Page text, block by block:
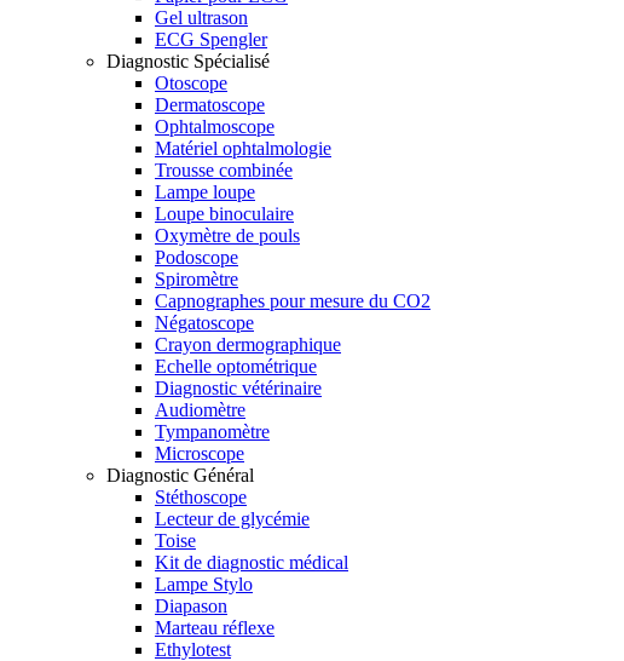
Gel ultrason
ECG Spengler
Diagnostic Spécialisé
Otoscope
Dermatoscope
Ophtalmoscope
Matériel ophtalmologie
Trousse combinée
Lampe loupe
Loupe binoculaire
Oxymètre de pouls
Podoscope
Spiromètre
Capnographes pour mesure du CO2
Négatoscope
Crayon dermographique
Echelle optométrique
Diagnostic vétérinaire
Audiomètre
Tympanomètre
Microscope
Diagnostic Général
Stéthoscope
Lecteur de glycémie
Toise
Kit de diagnostic médical
Lampe Stylo
Diapason
Marteau réflexe
Ethylotest